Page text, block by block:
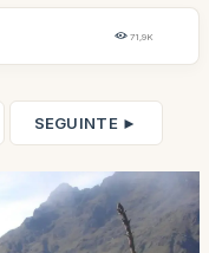
71,9K
SEGUINTE ►